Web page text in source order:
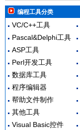
编程工具分类
VC/C++工具
Pascal&Delphi工具
ASP工具
Perl开发工具
数据库工具
程序编辑器
帮助文件制作
其他工具
Visual Basic控件